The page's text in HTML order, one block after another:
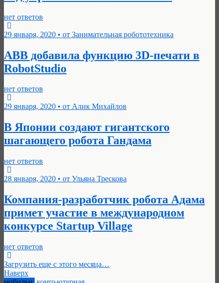
нет ответов
29 января, 2020 • от Занимательная робототехника
ABB добавила функцию 3D-печати в
RobotStudio
нет ответов
29 января, 2020 • от Алик Михайлов
В Японии создают гигантского
шагающего робота Гандама
нет ответов
28 января, 2020 • от Ульяна Трескова
Компания-разработчик робота Адама
примет участие в международном
конкурсе Startup Village
нет ответов
Загрузить еще с этого месяца…
Наверх